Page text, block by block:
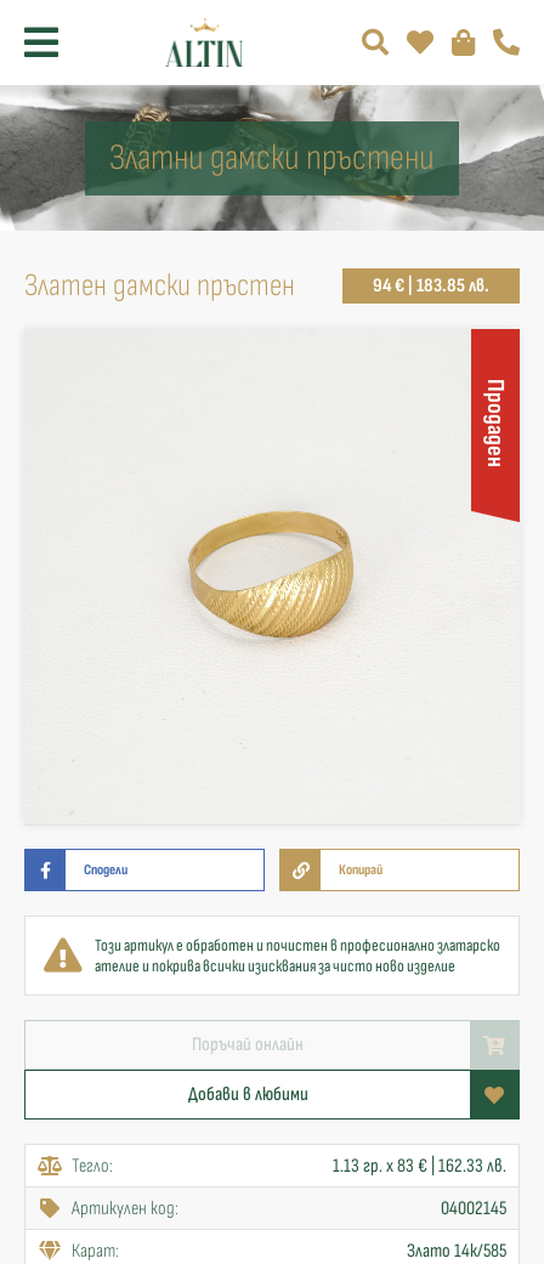
Златни дамски пръстени
Златен дамски пръстен 94 € | 183.85 лв.
Продаден
Сподели Копирай
Този артикул е обработен и почистен в професионално златарско
ателие и покрива всички изисквания за чисто ново изделие
Поръчай онлайн
Добави в любими
Тегло:
1.13 гр. x 83 € | 162.33 лв.
Артикулен код:
04002145
Карат:
Злато 14к/585